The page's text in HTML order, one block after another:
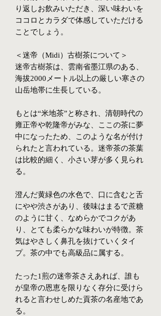
り返しお飲みいただき、深い味わいを
ココロとカラダで体感していただける
ことでしょう。
＜迷帝（Midi）古樹茶について＞
迷帝古樹茶は、雲南省墨江県のある、
海拔2000メートル以上の厳しい寒さの
山岳地帯に生長している。
もとは“米地茶”と称され、清朝時代の
雍正帝や乾隆帝がみな、ここの茶に夢
中になったため、このような名が付け
られたと言われている。迷帝茶の茶葉
は比較的細く、小さい芽が多く見られ
る。
澄んだ黄緑色の水色で、口に含むと舌
にやや渋さがあり、後味はまるで蔗糖
のように甘く、なめらかでコクがあ
り、とても柔らかな味わいが特徴。茶
気はやさしく鼻孔を抜けていくタイ
プ。茶の中でも高級品に属する。
たった1煎の迷帝茶さえあれば、誰も
が皇帝の恩恵を限りなく存分に受けら
れると言わせしめた貢茶の名産地であ
る。